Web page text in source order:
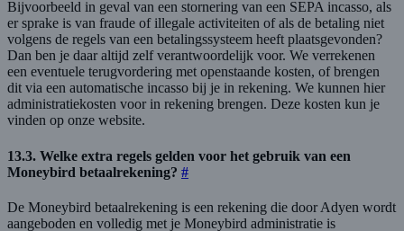
Bijvoorbeeld in geval van een stornering van een SEPA incasso, als
er sprake is van fraude of illegale activiteiten of als de betaling niet
volgens de regels van een betalingssysteem heeft plaatsgevonden?
Dan ben je daar altijd zelf verantwoordelijk voor. We verrekenen
een eventuele terugvordering met openstaande kosten, of brengen
dit via een automatische incasso bij je in rekening. We kunnen hier
administratiekosten voor in rekening brengen. Deze kosten kun je
vinden op onze website.
13.3. Welke extra regels gelden voor het gebruik van een
Moneybird betaalrekening? #
De Moneybird betaalrekening is een rekening die door Adyen wordt
aangeboden en volledig met je Moneybird administratie is